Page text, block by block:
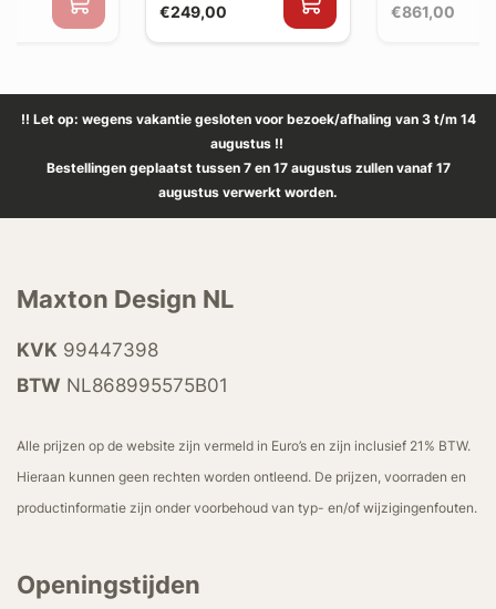
€249,00 €861,00
!! Let op: wegens vakantie gesloten voor bezoek/afhaling van 3 t/m 14
augustus !!
Bestellingen geplaatst tussen 7 en 17 augustus zullen vanaf 17
augustus verwerkt worden.
Maxton Design NL
KVK 99447398
BTW NL868995575B01
Alle prijzen op de website zijn vermeld in Euro’s en zijn inclusief 21% BTW.
Hieraan kunnen geen rechten worden ontleend. De prijzen, voorraden en
productinformatie zijn onder voorbehoud van typ- en/of wijzigingenfouten.
Openingstijden